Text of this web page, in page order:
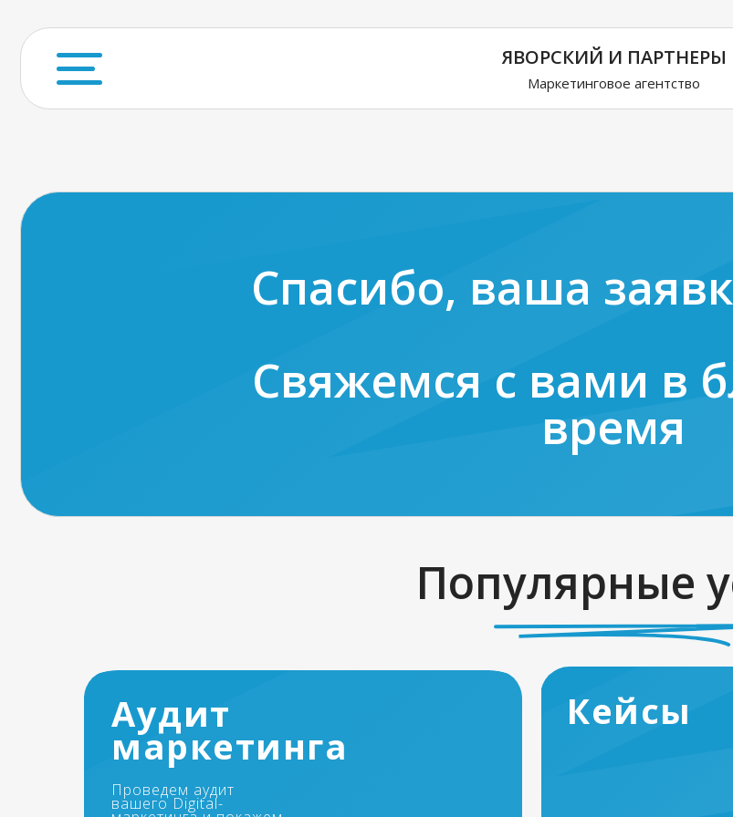
Маркетинговое агентство
ЯВОРСКИЙ И ПАРТНЕРЫ
Спасибо, ваша
Свяжемся с вами в
время
Популярные
Кейсы
Проведем аудит
вашего Digital-
Аудит
маркетинга